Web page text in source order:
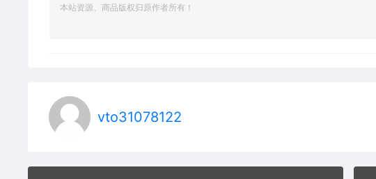
本站资源、商品版权归原作者所有！
vto31078122